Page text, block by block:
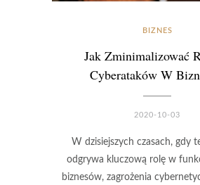
BIZNES
Jak Zminimalizować
Cyberataków W
2020-10-03
W dzisiejszych czasach, gdy
odgrywa kluczową rolę w
biznesów, zagrożenia